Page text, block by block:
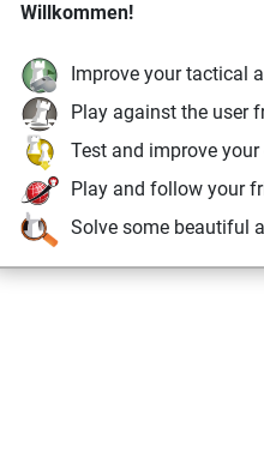
Willkommen!
Improve your tactical
Play against the user
Test and improve
Play and follow your
Solve some beautiful